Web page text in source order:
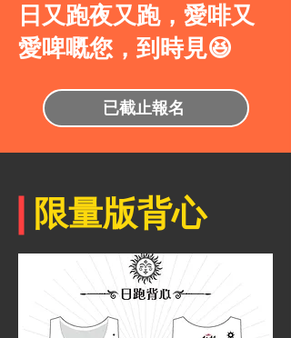
日又跑夜又跑，愛啡又
愛啤嘅您，到時見😆
已截止報名
​限量版背心